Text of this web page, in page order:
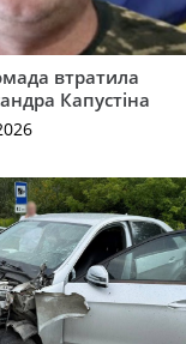
втратила
Капустіна